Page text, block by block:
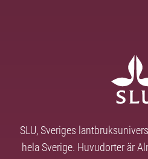
SLU, Sveriges
hela Sverige. Huvudorter är